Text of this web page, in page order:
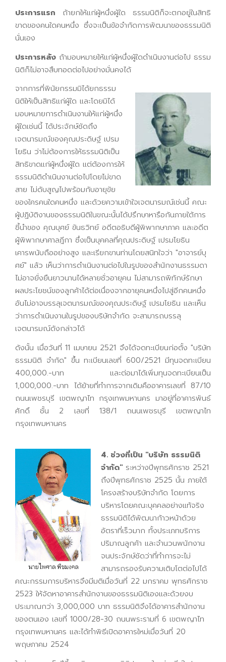
ประการแรก ถ้ายกให้แก่ผู้หนึ่งผู้ใด ธรรมนิติก็จะตกอยู่ในสิทธิ
ขาดของคนใดคนหนึ่ง ซึ่งจะเป็นข้อจำกัดการพัฒนาของธรรมนิติ
นั่นเอง
ประการหลัง ถ้ามอบหมายให้แก่ผู้หนึ่งผู้ใดดำเนินงานต่อไป ธรรม
นิติก็ไม่อาจสืบทอดต่อไปอย่างมั่นคงได้
จากการที่พินัยกรรมมิได้ยกธรรม
นิติให้เป็นสิทธิแก่ผู้ใด และโดยมิได้
มอบหมายการดำเนินงานให้แก่ผู้หนึ่ง
ผู้ใดเช่นนี้ ได้ประจักษ์ชัดถึง
เจตนารมณ์ของคุณประดิษฐ์ เปรม
โยธิน ว่าไม่ต้องการให้ธรรมนิติเป็น
สิทธิขาดแก่ผู้หนึ่งผู้ใด แต่ต้องการให้
ธรรมนิติดำเนินงานต่อไปโดยไม่ขาด
สาย ไม่ดับสูญไปพร้อมกับอายุขัย
ของใครคนใดคนหนึ่ง และด้วยความเข้าใจเจตนารมณ์เช่นนี้ คณะ
ผู้ปฏิบัติงานของธรรมนิติในขณะนั้นได้ปรึกษาหารือกันภายใต้การ
ชี้นำของ คุณบุศย์ ขันธวิทย์ อดีตอธิบดีผู้พิพากษาภาค และอดีต
ผู้พิพากษาศาลฎีกา ซึ่งเป็นบุคคลที่คุณประดิษฐ์ เปรมโยธิน
เคารพนับถืออย่างสูง และเรียกขานท่านโดยสนิทใจว่า "อาจารย์บุ
ศย์" แล้ว เห็นว่าการดำเนินงานต่อไปในรูปของสำนักงานธรรมดา
ไม่อาจยั่งยืนยาวนานได้หลายชั่วอายุคน ไม่สามารถพิทักษ์รักษา
ผลประโยชน์ของลูกค้าได้ต่อเนื่องจากอายุคนหนึ่งไปสู่อีกคนหนึ่ง
อันไม่อาจบรรลุเจตนารมณ์ของคุณประดิษฐ์ เปรมโยธิน และเห็น
ว่าการดำเนินงานในรูปของบริษัทจำกัด จะสามารถบรรลุ
เจตนารมณ์ดังกล่าวได้
ดังนั้น เมื่อวันที่ 11 เมษายน 2521 จึงได้จดทะเบียนก่อตั้ง "บริษัท
ธรรมนิติ จำกัด" ขึ้น ทะเบียนเลขที่ 600/2521 มีทุนจดทะเบียน
400,000.-บาท และต่อมาได้เพิ่มทุนจดทะเบียนเป็น
1,000,000.-บาท ได้ย้ายที่ทำการจากเดิมคืออาคารเลขที่ 87/10
ถนนเพชรบุรี เขตพญาไท กรุงเทพมหานคร มาอยู่ที่อาคารพันธ์
ศักดิ์ ชั้น 2 เลขที่ 138/1 ถนนเพชรบุรี เขตพญาไท
กรุงเทพมหานคร
4. ช่วงที่เป็น "บริษัท ธรรมนิติ
จำกัด" ระหว่างปีพุทธศักราช 2521
ถึงปีพุทธศักราช 2525 นั้น ภายใต้
โครงสร้างบริษัทจำกัด โดยการ
บริหารโดยคณะบุคคลอย่างแท้จริง
ธรรมนิติได้พัฒนาก้าวหน้าด้วย
อัตราที่เร็วมาก ทั้งประเภทบริการ
ปริมาณลูกค้า และจำนวนพนักงาน
จนประจักษ์ชัดว่าที่ทำการจะไม่
สามารถรองรับความเติบโตต่อไปได้
คณะกรรมการบริหารจึงมีมติเมื่อวันที่ 22 มกราคม พุทธศักราช
2523 ให้จัดหาอาคารสำนักงานของธรรมนิติเองและด้วยงบ
ประมาณกว่า 3,000,000 บาท ธรรมนิติจึงได้อาคารสำนักงาน
ของตนเอง เลขที่ 1000/28-30 ถนนพระรามที่ 6 เขตพญาไท
กรุงเทพมหานคร และได้ทำพิธีเปิดอาคารใหม่เมื่อวันที่ 20
พฤษภาคม 2524